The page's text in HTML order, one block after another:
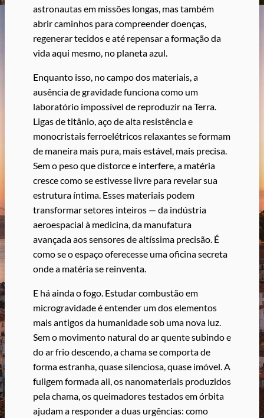
astronautas em missões longas, mas também
abrir caminhos para compreender doenças,
regenerar tecidos e até repensar a formação da
vida aqui mesmo, no planeta azul.
Enquanto isso, no campo dos materiais, a
ausência de gravidade funciona como um
laboratório impossível de reproduzir na Terra.
Ligas de titânio, aço de alta resistência e
monocristais ferroelétricos relaxantes se formam
de maneira mais pura, mais estável, mais precisa.
Sem o peso que distorce e interfere, a matéria
cresce como se estivesse livre para revelar sua
estrutura íntima. Esses materiais podem
transformar setores inteiros — da indústria
aeroespacial à medicina, da manufatura
avançada aos sensores de altíssima precisão. É
como se o espaço oferecesse uma oficina secreta
onde a matéria se reinventa.
E há ainda o fogo. Estudar combustão em
microgravidade é entender um dos elementos
mais antigos da humanidade sob uma nova luz.
Sem o movimento natural do ar quente subindo e
do ar frio descendo, a chama se comporta de
forma estranha, quase silenciosa, quase imóvel. A
fuligem formada ali, os nanomateriais produzidos
pela chama, os queimadores testados em órbita
ajudam a responder a duas urgências: como